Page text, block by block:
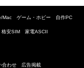
Mac ゲーム・ホビー 自作PC
格安SIM 家電ASCII
合わせ 広告掲載